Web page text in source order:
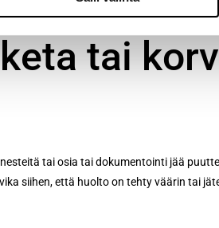
tai
tai osia tai dokumentointi jää
siihen, että huolto on tehty väärin tai